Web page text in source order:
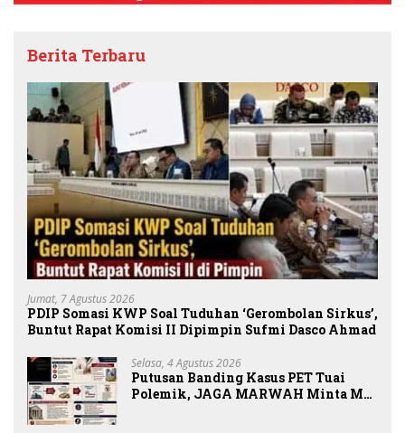
Berita Terbaru
Jumat, 7 Agustus 2026
PDIP Somasi KWP Soal Tuduhan ‘Gerombolan Sirkus’,
Buntut Rapat Komisi II Dipimpin Sufmi Dasco Ahmad
Selasa, 4 Agustus 2026
Putusan Banding Kasus PET Tuai
Polemik, JAGA MARWAH Minta MA